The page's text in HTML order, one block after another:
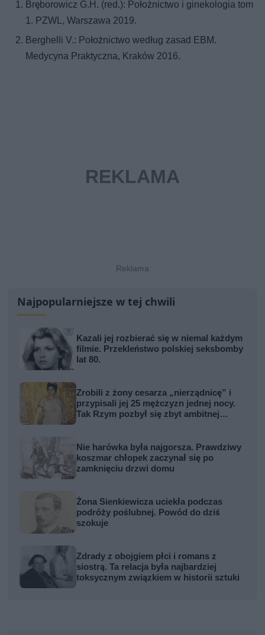
Bręborowicz G.H. (red.): Położnictwo i ginekologia tom
1. PZWL, Warszawa 2019.
Berghelli V.: Położnictwo według zasad EBM.
Medycyna Praktyczna, Kraków 2016.
Najpopularniejsze w tej chwili
Kazali jej rozbierać się w niemal każdym
filmie. Przekleństwo polskiej seksbomby
lat 80.
Zrobili z żony cesarza „nierządnicę” i
przypisali jej 25 mężczyzn jednej nocy.
Tak Rzym pozbył się zbyt ambitnej
Nie harówka była najgorsza. Prawdziwy
koszmar chłopek zaczynał się po
zamknięciu drzwi domu
Żona Sienkiewicza uciekła podczas
podróży poślubnej. Powód do dziś
szokuje
Zdrady z obojgiem płci i romans z
siostrą. Ta relacja była najbardziej
toksycznym związkiem w historii sztuki